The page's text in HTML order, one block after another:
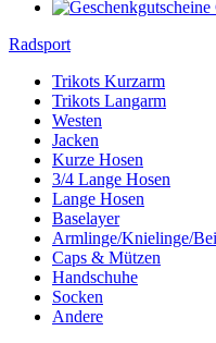
Radsport
Trikots Kurzarm
Trikots Langarm
Westen
Jacken
Kurze Hosen
3/4 Lange Hosen
Lange Hosen
Baselayer
Armlinge/Knielinge/
Caps & Mützen
Handschuhe
Socken
Andere